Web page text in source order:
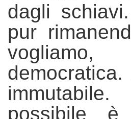
dagli
pur
possibile